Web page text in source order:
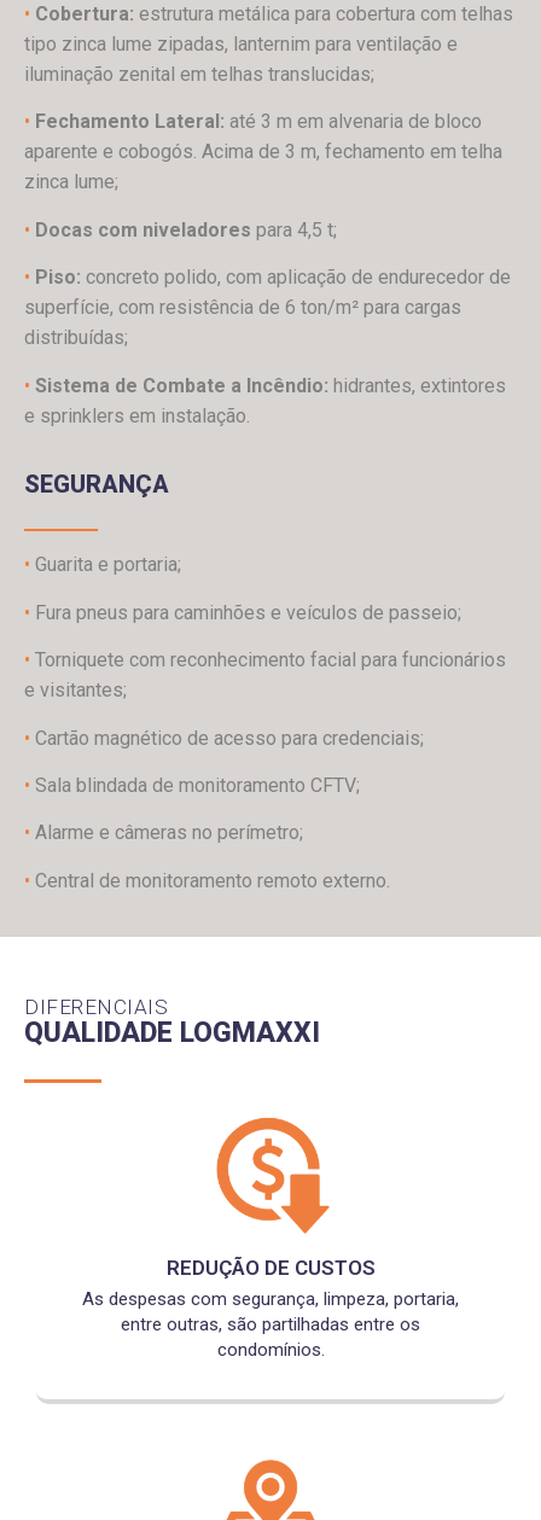
• Cobertura: estrutura metálica para cobertura com telhas
tipo zinca lume zipadas, lanternim para ventilação e
iluminação zenital em telhas translucidas;
• Fechamento Lateral: até 3 m em alvenaria de bloco
aparente e cobogós. Acima de 3 m, fechamento em telha
zinca lume;
• Docas com niveladores para 4,5 t;
• Piso: concreto polido, com aplicação de endurecedor de
superfície, com resistência de 6 ton/m² para cargas
distribuídas;
• Sistema de Combate a Incêndio: hidrantes, extintores
e sprinklers em instalação.
SEGURANÇA
• Guarita e portaria;
• Fura pneus para caminhões e veículos de passeio;
• Torniquete com reconhecimento facial para funcionários
e visitantes;
• Cartão magnético de acesso para credenciais;
• Sala blindada de monitoramento CFTV;
• Alarme e câmeras no perímetro;
• Central de monitoramento remoto externo.
DIFERENCIAIS
QUALIDADE LOGMAXXI
REDUÇÃO DE CUSTOS
As despesas com segurança, limpeza, portaria,
entre outras, são partilhadas entre os
condomínios.